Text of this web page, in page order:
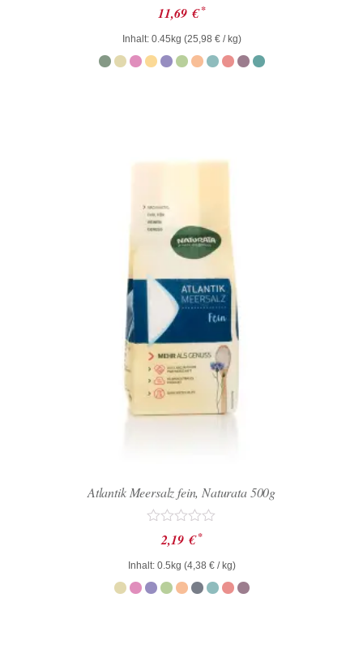
Bewertet
mit
0
von
5
11,69 € *
Inhalt: 0.45kg (25,98 €/ kg)
Atlantik Meersalz fein, Naturata 500g
Bewertet
mit
0
von
5
2,19 € *
Inhalt: 0.5kg (4,38 €/ kg)